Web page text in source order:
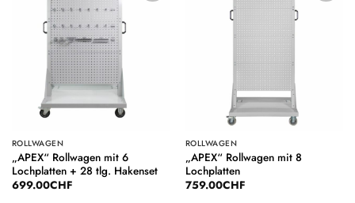
Wunschliste
ROLLWAGEN
„APEX“ Rollwagen mit 6
Lochplatten + 28 tlg. Hakenset
699.00CHF
Auf die
Wunschliste
ROLLWAGEN
„APEX“ Rollwagen mit 8
Lochplatten
759.00CHF